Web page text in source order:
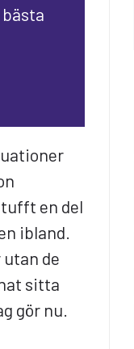
en del
ibland.
utan de
sitta
gör nu.